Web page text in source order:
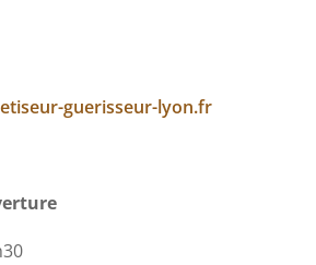
guerisseur-lyon.fr